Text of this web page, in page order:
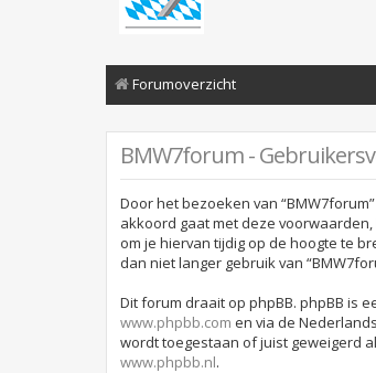
Forumoverzicht
BMW7forum -
Door het bezoeken van
akkoord gaat met deze
om je hiervan tijdig op de hoogte te
dan niet langer gebruik van
Dit forum draait op phpBB. phpBB is
www.phpbb.com en via de
wordt toegestaan of juist geweigerd
www.phpbb.nl.